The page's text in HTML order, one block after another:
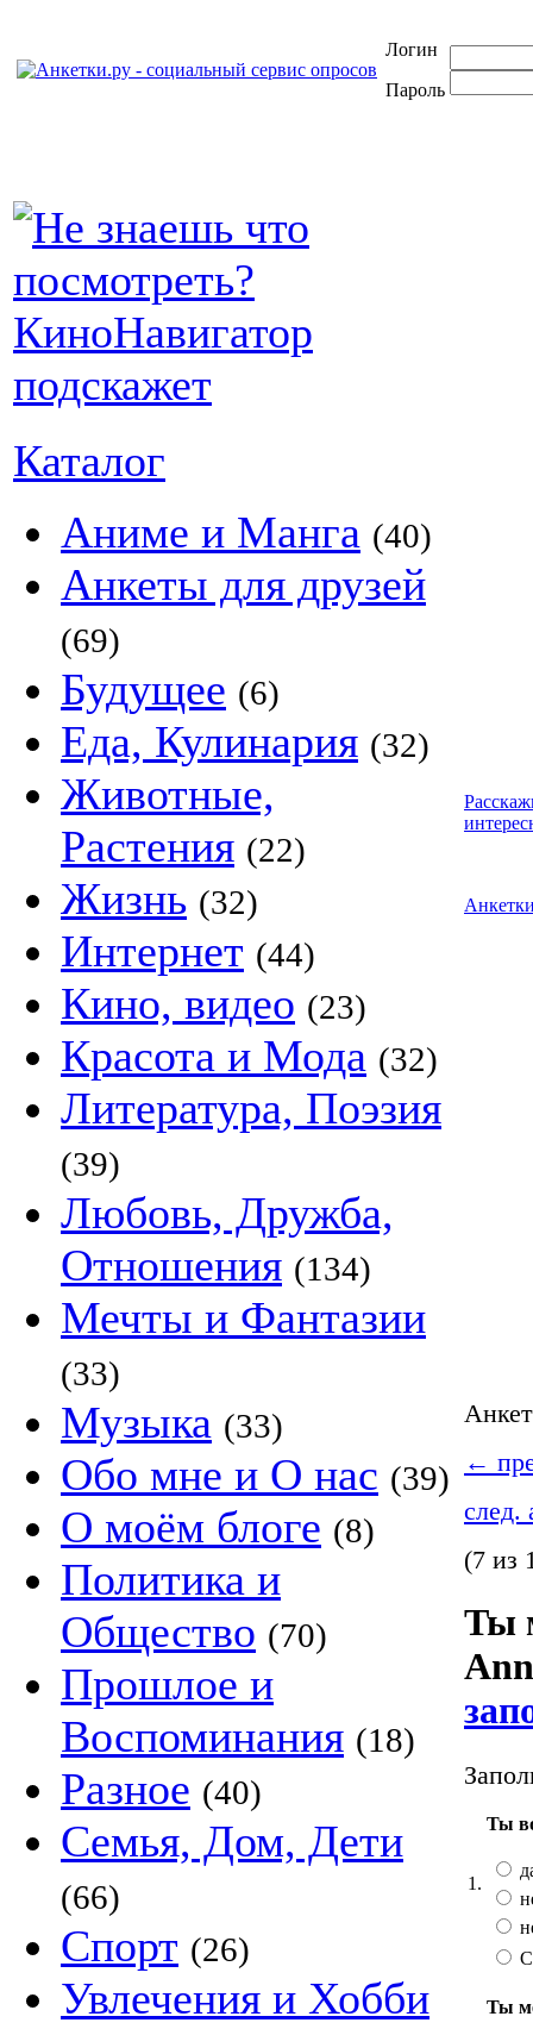
Логин
Пароль
Каталог
Аниме и Манга (40)
Анкеты для друзей
(69)
Будущее (6)
Еда, Кулинария (32)
Животные,
Растения (22)
Жизнь (32)
Интернет (44)
Кино, видео (23)
Красота и Мода (32)
Литература, Поэзия
(39)
Любовь, Дружба,
Отношения (134)
Мечты и Фантазии
(33)
Музыка (33)
Обо мне и О нас (39)
О моём блоге (8)
Политика и
Общество (70)
Прошлое и
Воспоминания (18)
Разное (40)
Семья, Дом, Дети
(66)
Спорт (26)
Увлечения и Хобби
←
след.
(7 из
Ты
1.
Ты
Ты